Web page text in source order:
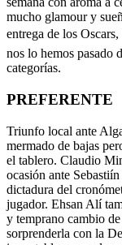
mucho glamour y
entrega de los
nos lo hemos pasado
categorí­as.
PREFERENTE
Triunfo local ante
mermado de bajas
el tablero. Claudio
ocasión ante
dictadura del
jugador. Ehsan Alí­
y temprano cambio
sorprenderla con la